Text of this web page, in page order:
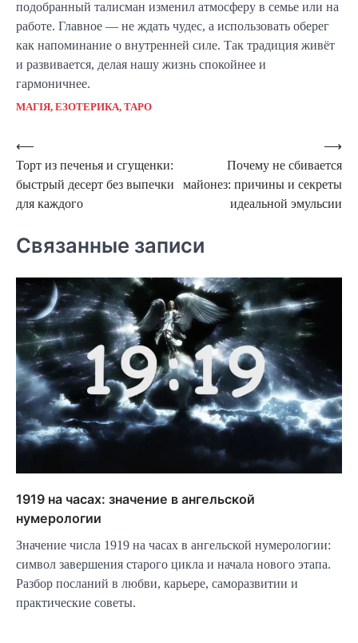
подобранный талисман изменил атмосферу в семье или на
работе. Главное — не ждать чудес, а использовать оберег
как напоминание о внутренней силе. Так традиция живёт
и развивается, делая нашу жизнь спокойнее и
гармоничнее.
МАГІЯ, ЕЗОТЕРИКА, ТАРО
Навигация
по
записям
⟵
Торт из печенья и сгущенки:
быстрый десерт без выпечки
для каждого
Почему не сбивается
майонез: причины и секреты
идеальной эмульсии
⟶
Связанные записи
1919 на часах: значение в ангельской
нумерологии
Значение числа 1919 на часах в ангельской нумерологии:
символ завершения старого цикла и начала нового этапа.
Разбор посланий в любви, карьере, саморазвитии и
практические советы.